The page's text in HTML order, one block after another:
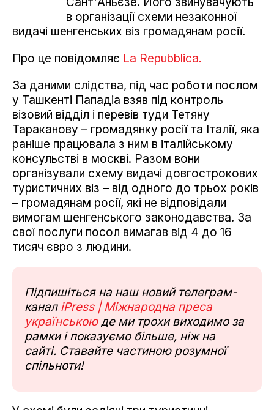
в організації схеми незаконної
видачі шенгенських віз громадянам росії.
Про це повідомляє La Repubblica.
За даними слідства, під час роботи послом
у Ташкенті Пападіа взяв під контроль
візовий відділ і перевів туди Тетяну
Тараканову – громадянку росії та Італії, яка
раніше працювала з ним в італійському
консульстві в москві. Разом вони
організували схему видачі довгострокових
туристичних віз – від одного до трьох років
– громадянам росії, які не відповідали
вимогам шенгенського законодавства. За
свої послуги посол вимагав від 4 до 16
тисяч євро з людини.
Підпишіться на наш новий телеграм-
канал iPress | Міжнародна преса
українськоюде ми трохи виходимо за
рамки і показуємо більше, ніж на
сайті. Ставайте частиною розумної
спільноти!